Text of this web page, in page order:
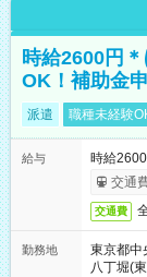
時給2600円
OK！補助金
派遣 職種未経験
給与
時給
交通
交通費
勤務地
東京都中
八丁堀(